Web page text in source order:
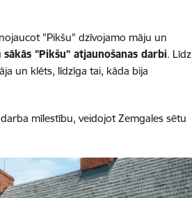
"Pikšu" dzīvojamo māju un
sākās "Pikšu" atjaunošanas darbi. Līdz
un klēts, līdzīga tai, kāda bija
mīlestību, veidojot Zemgales sētu